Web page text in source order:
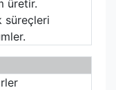
üretir.
süreçleri